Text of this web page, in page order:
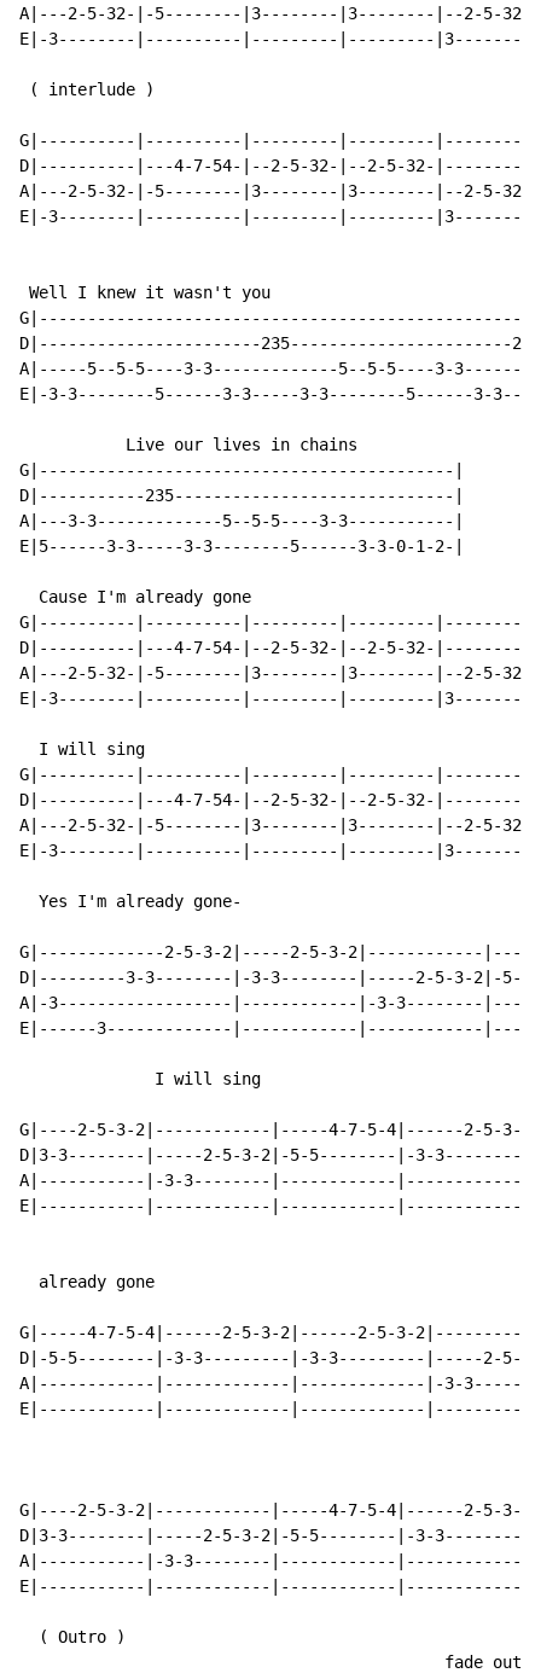
A|---2-5-32-|-5--------|3--------|3--------|--2-5-
E|-3--------|----------|---------|---------
( interlude )
G|----------|----------|---------|---------
D|----------|---4-7-54-|--2-5-32-|--2-5-32-|---------
A|---2-5-32-|-5--------|3--------|3--------|--2-5-
E|-3--------|----------|---------|---------
Well I knew it wasn't you
D|-----------------------235-----------------------
A|-----5--5-5----3-3-------------5--5-5----3-
E|-3-3--------5------3-3-----3-3--------5------3-
           Live our lives in chains
G|-------------------------------------------|
D|-----------235-----------------------------|
A|---3-3-------------5--5-5----3-3-----------|
E|5------3-3-----3-3--------5------3-3-0-1-2-|
  Cause I'm already gone
G|----------|----------|---------|---------
D|----------|---4-7-54-|--2-5-32-|--2-5-32-|---------
A|---2-5-32-|-5--------|3--------|3--------|--2-5-
E|-3--------|----------|---------|---------
  I will sing
G|----------|----------|---------|---------
D|----------|---4-7-54-|--2-5-32-|--2-5-32-|---------
A|---2-5-32-|-5--------|3--------|3--------|--2-5-
E|-3--------|----------|---------|---------
  Yes I'm already gone-
G|-------------2-5-3-2|-----2-5-3-2|------------|-----
D|---------3-3--------|-3-3--------|-----2-5-3-2|-5-
A|-3------------------|------------|-3-3--------
E|------3-------------|------------|------------
              I will sing
G|----2-5-3-2|------------|-----4-7-5-4|------2-5-
D|3-3--------|-----2-5-3-2|-5-5--------|-3-
A|-----------|-3-3--------|------------
E|-----------|------------|------------
  already gone
G|-----4-7-5-4|------2-5-3-2|------2-5-3-
D|-5-5--------|-3-3---------|-3-3---------|-----2-5-
A|------------|-------------|-------------|-3-
E|------------|-------------|-------------
G|----2-5-3-2|------------|-----4-7-5-4|------2-5-
D|3-3--------|-----2-5-3-2|-5-5--------|-3-
A|-----------|-3-3--------|------------
E|-----------|------------|------------
( Outro
)
                                            fade out-